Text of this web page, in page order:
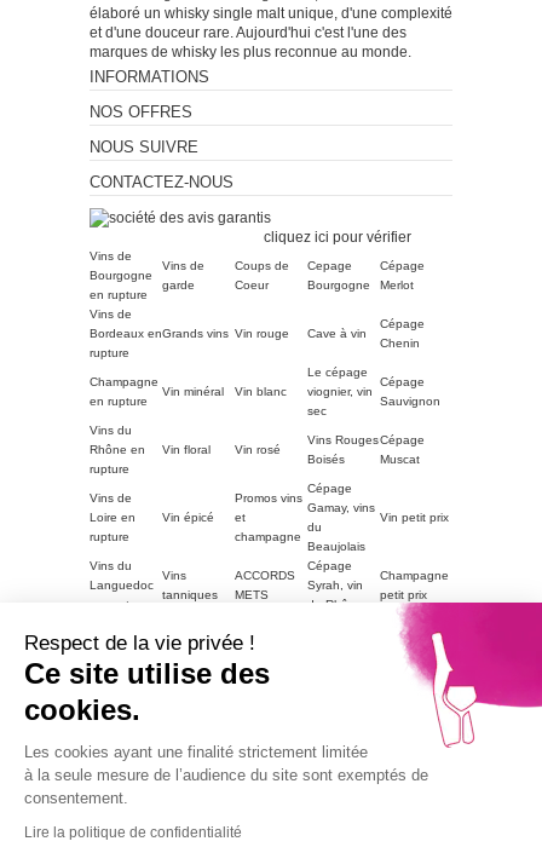
élaboré un whisky single malt unique, d'une complexité
et d'une douceur rare. Aujourd'hui c'est l'une des
marques de whisky les plus reconnue au monde.
INFORMATIONS
NOS OFFRES
NOUS SUIVRE
CONTACTEZ-NOUS
cliquez ici pour vérifier.
Vins de
Bourgogne
en rupture
Vins de
garde
Coups de
Coeur
Cepage
Bourgogne
Cépage
Merlot
Vins de
Bordeaux en
rupture
Grands vins Vin rouge Cave à vin
Cépage
Chenin
Champagne
en rupture
Vin minéral Vin blanc
Le cépage
viognier, vin
sec
Cépage
Sauvignon
Vins du
Rhône en
rupture
Vin floral Vin rosé
Vins Rouges
Boisés
Cépage
Muscat
Vins de
Loire en
rupture
Vin épicé
Promos vins
et
champagne
Cépage
Gamay, vins
du
Beaujolais
Vin petit prix
Vins du
Languedoc
en rupture
Vins
tanniques
ACCORDS
METS
Cépage
Syrah, vin
du Rhône
Champagne
petit prix
régions en
rupture
Vins
moelleux
LE VIN PAR
GOUTS
Vin blanc
petit prix
Vins de
Bourgogne
en rupture
Vins rouge
Vins fruités
L'abus d'alcool est dangereux pour la santé, à
consommer avec modération.
La vente de boissons alcooliques aux mineurs est
Respect de la vie privée !
Ce site utilise des
cookies.
Les cookies ayant une finalité strictement limitée
à la seule mesure de l’audience du site sont exemptés de
consentement.
Lire la politique de confidentialité